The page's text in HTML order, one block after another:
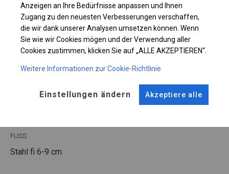
KONSTRUKTION
SUMMER FLOOR
ANSCHLÜSSE
FUSS
Stahl fi 6-9 cm
Anzeigen an Ihre Bedürfnisse anpassen und Ihnen
Zugang zu den neuesten Verbesserungen verschaffen,
die wir dank unserer Analysen umsetzen können. Wenn
Sie wie wir Cookies mögen und der Verwendung aller
Cookies zustimmen, klicken Sie auf „ALLE AKZEPTIEREN“.
Weitere Informationen zur Cookie-Richtlinie
Einstellungen ändern Akzeptiere alle